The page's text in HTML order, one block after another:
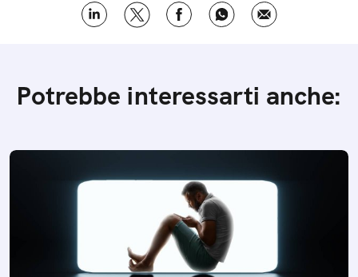
Potrebbe interessarti anche: